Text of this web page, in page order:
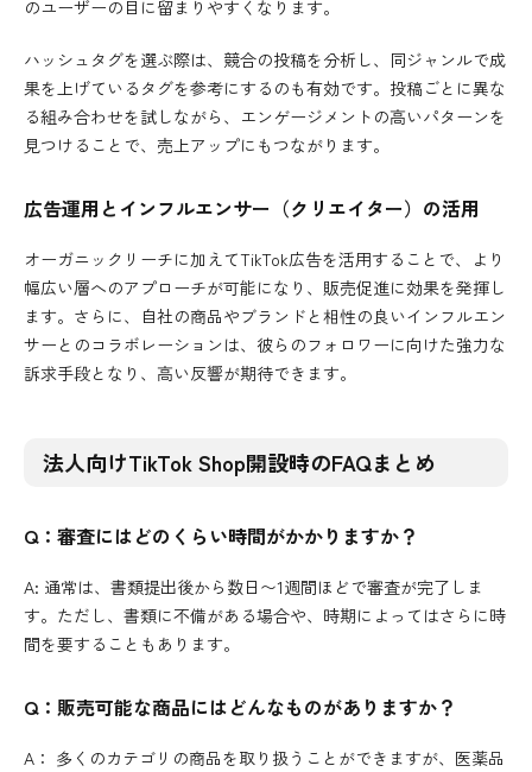
のユーザーの目に留まりやすくなります。
ハッシュタグを選ぶ際は、競合の投稿を分析し、同ジャンルで成
果を上げているタグを参考にするのも有効です。投稿ごとに異な
る組み合わせを試しながら、エンゲージメントの高いパターンを
見つけることで、売上アップにもつながります。
広告運用とインフルエンサー（クリエイター）の活用
オーガニックリーチに加えてTikTok広告を活用することで、より
幅広い層へのアプローチが可能になり、販売促進に効果を発揮し
ます。さらに、自社の商品やブランドと相性の良いインフルエン
サーとのコラボレーションは、彼らのフォロワーに向けた強力な
訴求手段となり、高い反響が期待できます。
法人向けTikTok Shop開設時のFAQまとめ
Q：審査にはどのくらい時間がかかりますか？
A: 通常は、書類提出後から数日〜1週間ほどで審査が完了しま
す。ただし、書類に不備がある場合や、時期によってはさらに時
間を要することもあります。
Q：販売可能な商品にはどんなものがありますか？
A： 多くのカテゴリの商品を取り扱うことができますが、医薬品